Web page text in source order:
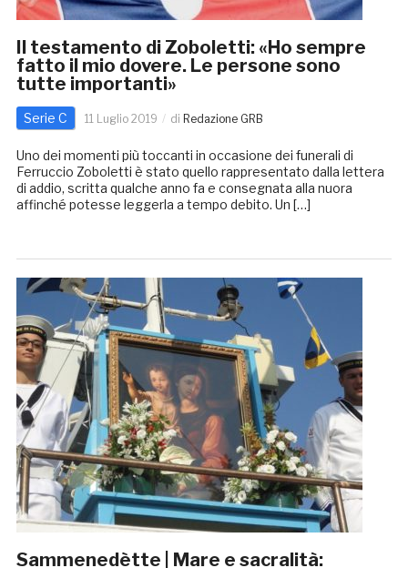
Il testamento di Zoboletti: «Ho sempre
fatto il mio dovere. Le persone sono
tutte importanti»
Serie C 11 Luglio 2019 di Redazione GRB
Uno dei momenti più toccanti in occasione dei funerali di
Ferruccio Zoboletti è stato quello rappresentato dalla lettera
di addio, scritta qualche anno fa e consegnata alla nuora
affinché potesse leggerla a tempo debito. Un […]
Sammenedètte | Mare e sacralità: